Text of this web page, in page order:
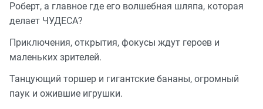
Роберт, а главное где его волшебная шляпа, которая
делает ЧУДЕСА?
Приключения, открытия, фокусы ждут героев и
маленьких зрителей.
Танцующий торшер и гигантские бананы, огромный
паук и ожившие игрушки.